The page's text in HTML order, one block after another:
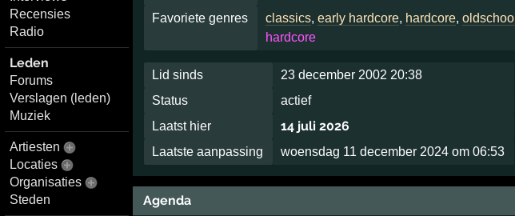
Recensies
Radio
Leden
Forums
Verslagen (leden)
Muziek
Artiesten
Locaties
Organisaties
Steden
Favoriete genres classics,early hardcore, hardcore,oldschool
hardcore
Lid sinds
23 december 2002 20:38
Status
actief
Laatst hier
14 juli 2026
Laatste aanpassing woensdag 11 december 2024 om 06:53
Agenda